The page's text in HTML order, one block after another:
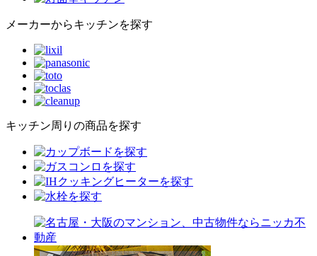
メーカーからキッチンを探す
キッチン周りの商品を探す